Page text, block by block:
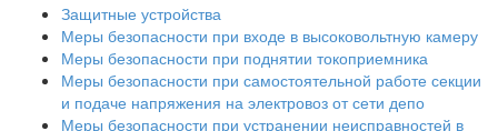
Защитные устройства
Меры безопасности при входе в высоковольтную камеру
Меры безопасности при поднятии токоприемника
Меры безопасности при самостоятельной работе секции
и подаче напряжения на электровоз от сети депо
Меры безопасности при устранении неисправностей в